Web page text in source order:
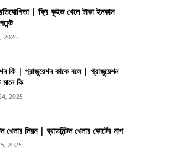
| ফ্রি কুইজ খেলে টাকা ইনকাম
2026
কি | গ্রাজুয়েশন কাকে বলে | গ্রাজুয়েশন
কি
2025
খেলার নিয়ম | ব্যাডমিন্টন খেলার কোর্টের মাপ
2025